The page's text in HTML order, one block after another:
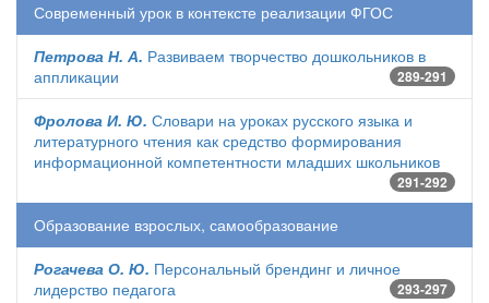
Современный урок в контексте реализации ФГОС
Петрова Н. А. Развиваем творчество дошкольников в
аппликации
289-291
Фролова И. Ю. Словари на уроках русского языка и
литературного чтения как средство формирования
информационной компетентности младших школьников
291-292
Образование взрослых, самообразование
Рогачева О. Ю. Персональный брендинг и личное
лидерство педагога
293-297